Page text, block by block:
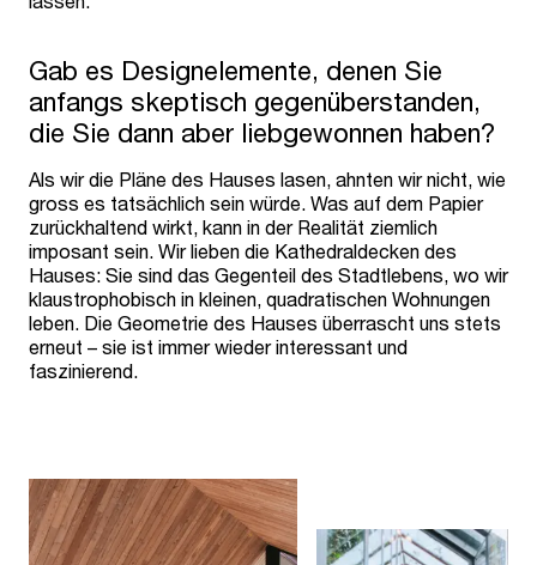
Gab es Designelemente, denen Sie
anfangs skeptisch gegenüberstanden,
die Sie dann aber liebgewonnen haben?
Als wir die Pläne des Hauses lasen, ahnten wir nicht, wie
gross es tatsächlich sein würde. Was auf dem Papier
zurückhaltend wirkt, kann in der Realität ziemlich
imposant sein. Wir lieben die Kathedraldecken des
Hauses: Sie sind das Gegenteil des Stadtlebens, wo wir
klaustrophobisch in kleinen, quadratischen Wohnungen
leben. Die Geometrie des Hauses überrascht uns stets
erneut – sie ist immer wieder interessant und
faszinierend.